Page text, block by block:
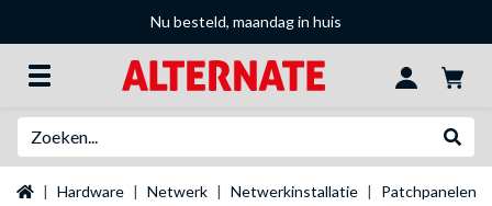
Nu besteld, maandag in huis
Startpagina
Hardware Netwerk Netwerkinstallatie Patchpanelen